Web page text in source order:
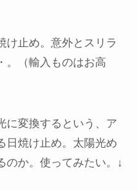
け止め。意外とスリラ
。（輸入ものはお高
に変換するという、ア
日焼け止め。太陽光め
のか。使ってみたい。↓